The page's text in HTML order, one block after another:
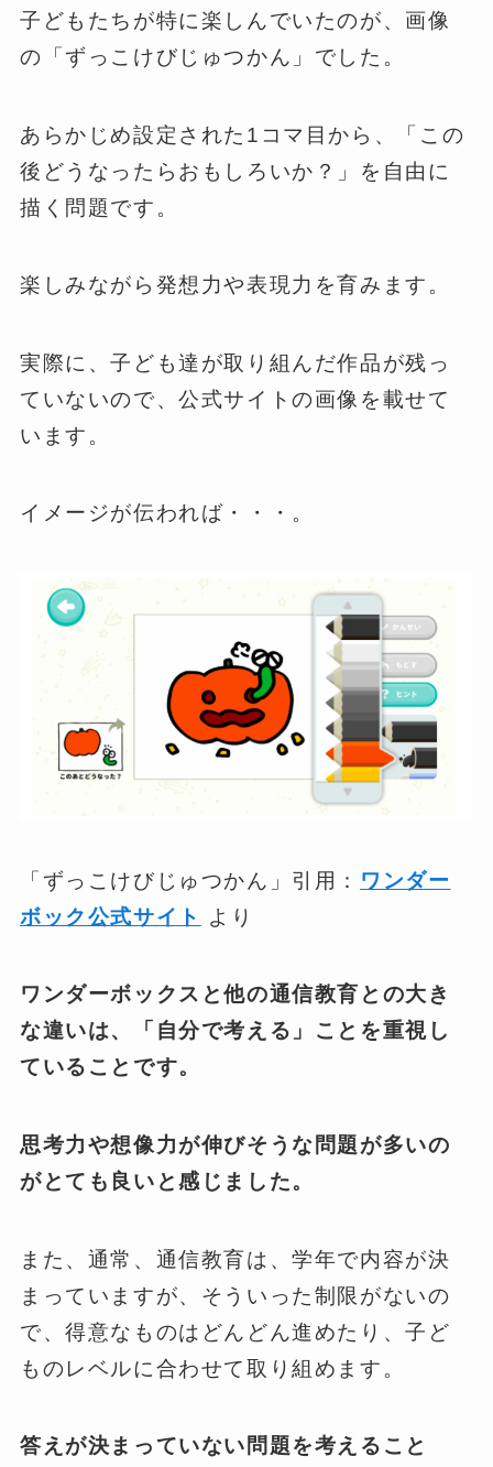
子どもたちが特に楽しんでいたのが、画像
の「ずっこけびじゅつかん」でした。
あらかじめ設定された1コマ目から、「この
後どうなったらおもしろいか？」を自由に
描く問題です。
楽しみながら発想力や表現力を育みます。
実際に、子ども達が取り組んだ作品が残っ
ていないので、公式サイトの画像を載せて
います。
イメージが伝われば・・・。
「ずっこけびじゅつかん」引用： ワンダー
ボック公式サイト
より
ワンダーボックスと他の通信教育との大き
な違いは、「自分で考える」ことを重視し
ていることです。
思考力や想像力が伸びそうな問題が多いの
がとても良いと感じました。
また、通常、通信教育は、学年で内容が決
まっていますが、そういった制限がないの
で、得意なものはどんどん進めたり、子ど
ものレベルに合わせて取り組めます。
答えが決まっていない問題を考えること